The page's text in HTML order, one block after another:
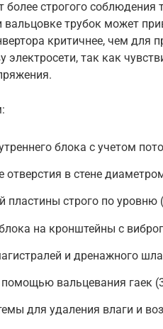
более строгого соблюдения
трубок может
критичнее, чем для
электросети, так как
блока с учетом
отверстия в стене
пластины строго по уровню
на кронштейны с
и дренажного
помощью вальцевания гаек
для удаления влаги и